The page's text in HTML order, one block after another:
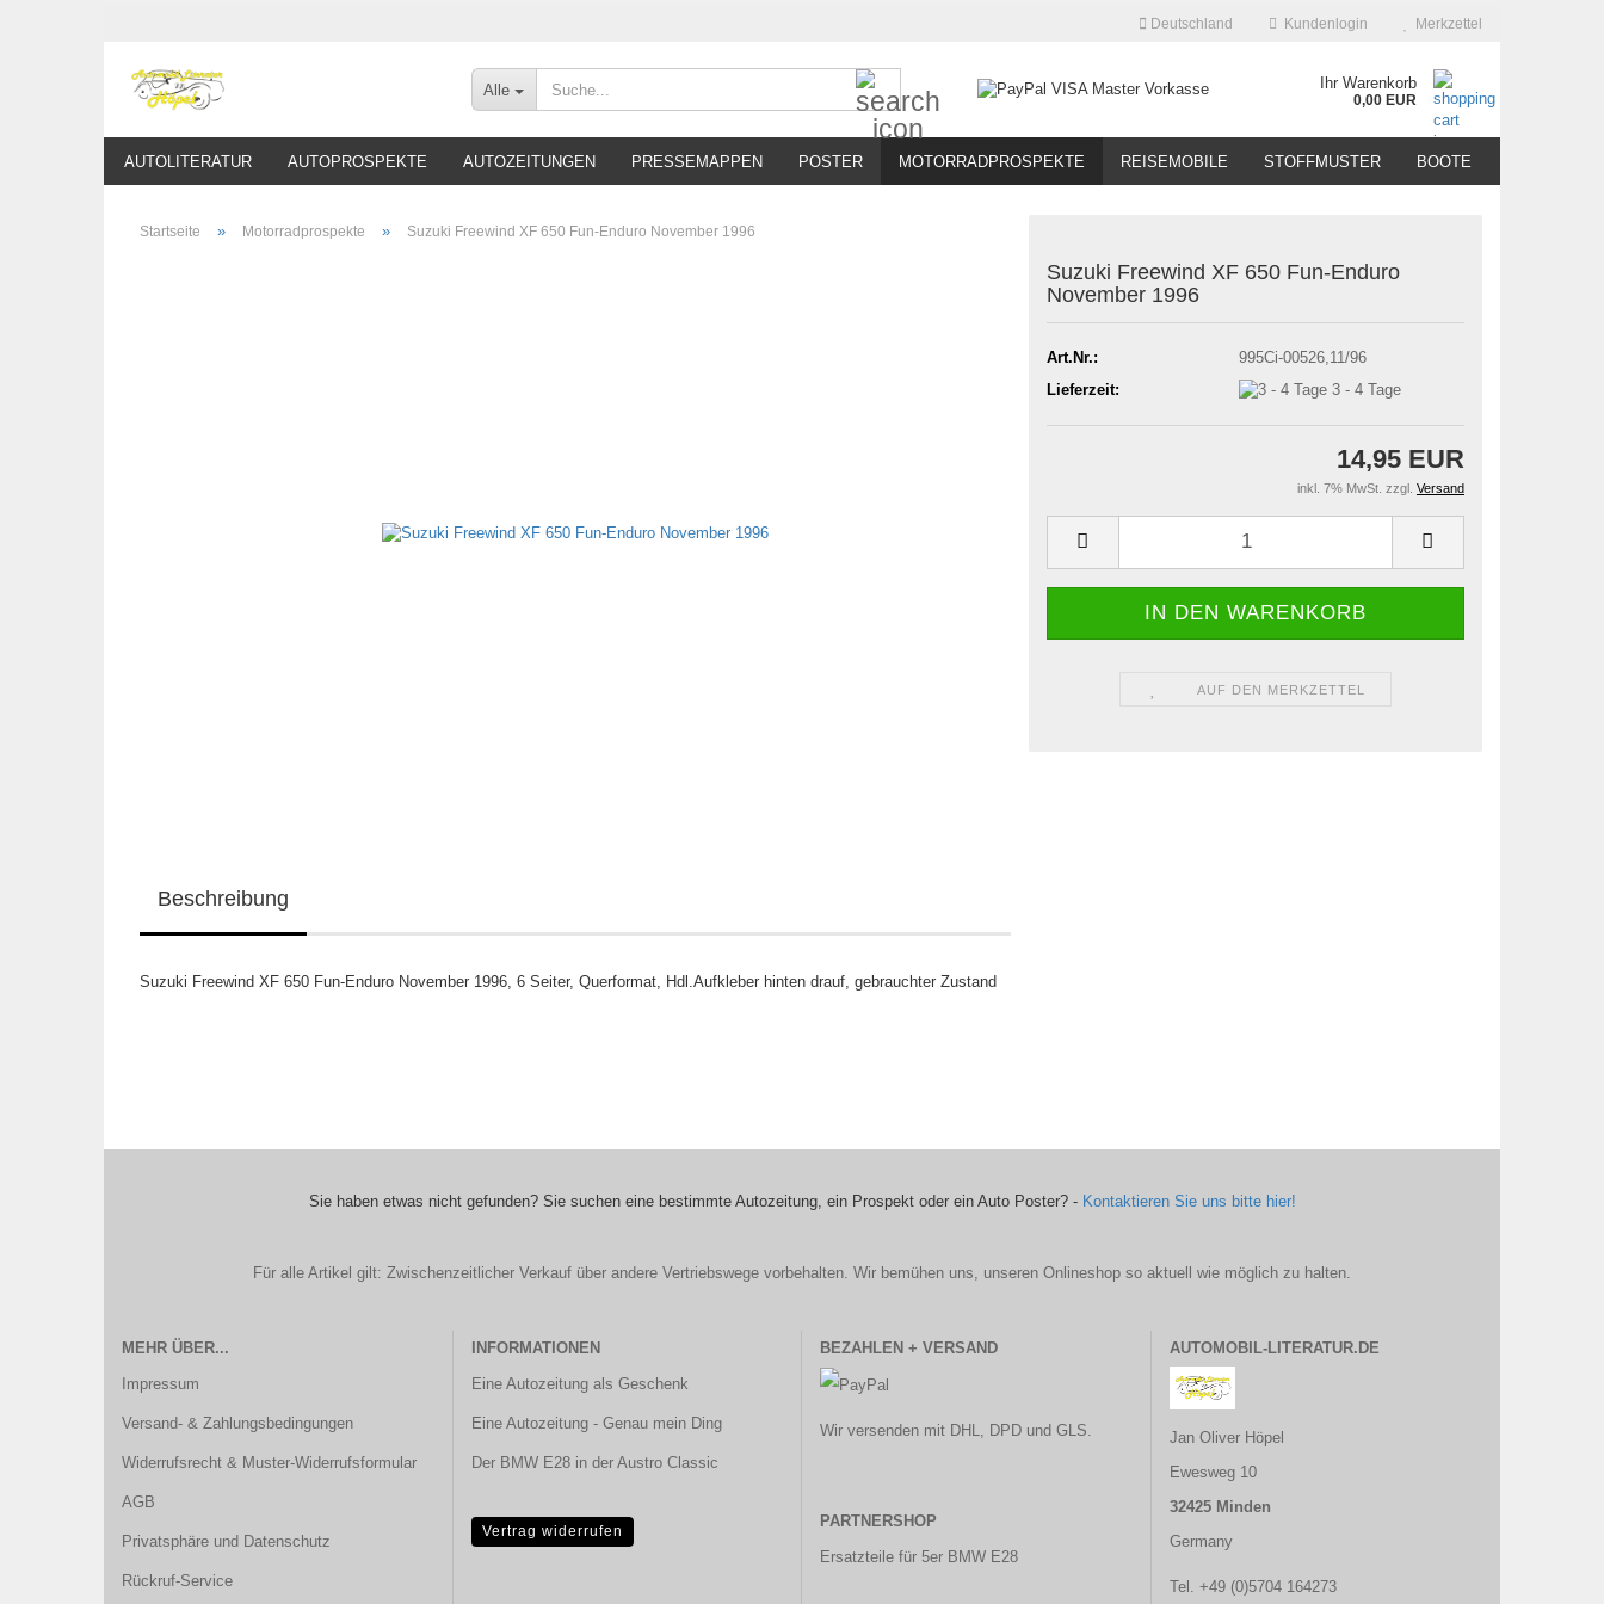
Deutschland Kundenlogin Merkzettel
Alle Ihr Warenkorb
0,00 EUR
AUTOLITERATUR AUTOPROSPEKTE AUTOZEITUNGEN PRESSEMAPPEN POSTER MOTORRADPROSPEKTE REISEMOBILE STOFFMUSTER BOOTE
Startseite » Motorradprospekte » Suzuki Freewind XF 650 Fun-Enduro November 1996
Suzuki Freewind XF 650 Fun-Enduro
November 1996
Art.Nr.:
995Ci-00526,11/96
Lieferzeit:
3 - 4 Tage
14,95 EUR
inkl. 7% MwSt. zzgl. Versand
AUF DEN MERKZETTEL
Beschreibung
Suzuki Freewind XF 650 Fun-Enduro November 1996, 6 Seiter, Querformat, Hdl.Aufkleber hinten drauf, gebrauchter Zustand
Sie haben etwas nicht gefunden? Sie suchen eine bestimmte Autozeitung, ein Prospekt oder ein Auto Poster? - Kontaktieren Sie uns bitte hier!
Für alle Artikel gilt: Zwischenzeitlicher Verkauf über andere Vertriebswege vorbehalten. Wir bemühen uns, unseren Onlineshop so aktuell wie möglich zu halten.
MEHR ÜBER...
Impressum
Versand- & Zahlungsbedingungen
Widerrufsrecht & Muster-Widerrufsformular
AGB
Privatsphäre und Datenschutz
Rückruf-Service
INFORMATIONEN
Eine Autozeitung als Geschenk
Eine Autozeitung - Genau mein Ding
Der BMW E28 in der Austro Classic
Vertrag widerrufen
BEZAHLEN + VERSAND
Wir versenden mit DHL, DPD und GLS.
PARTNERSHOP
Ersatzteile für 5er BMW E28
AUTOMOBIL-LITERATUR.DE
Jan Oliver Höpel
Ewesweg 10
32425 Minden
Germany
Tel. +49 (0)5704 164273